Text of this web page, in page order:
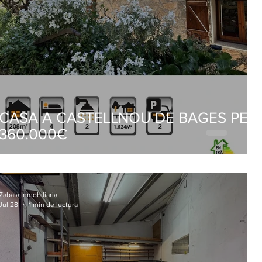
A CASTELLNOU DE BAGES PER
360.000€
Inmobiliaria
28
1 min de lectura